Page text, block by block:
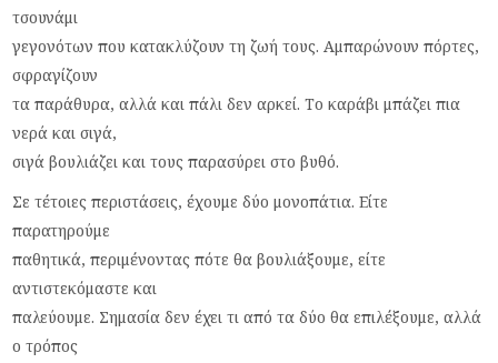
τσουνάμι
γεγονότων που κατακλύζουν τη ζωή τους. Αμπαρώνουν πόρτες,
σφραγίζουν
τα παράθυρα, αλλά και πάλι δεν αρκεί. Το καράβι μπάζει πια
νερά και σιγά,
σιγά βουλιάζει και τους παρασύρει στο βυθό.
Σε τέτοιες περιστάσεις, έχουμε δύο μονοπάτια. Είτε
παρατηρούμε
παθητικά, περιμένοντας πότε θα βουλιάξουμε, είτε
αντιστεκόμαστε και
παλεύουμε. Σημασία δεν έχει τι από τα δύο θα επιλέξουμε, αλλά
ο τρόπος